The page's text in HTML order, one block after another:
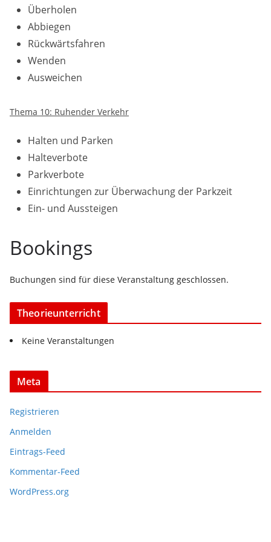
Überholen
Abbiegen
Rückwärtsfahren
Wenden
Ausweichen
Thema 10: Ruhender Verkehr
Halten und Parken
Halteverbote
Parkverbote
Einrichtungen zur Überwachung der Parkzeit
Ein- und Aussteigen
Bookings
Buchungen sind für diese Veranstaltung geschlossen.
Theorieunterricht
Keine Veranstaltungen
Meta
Registrieren
Anmelden
Eintrags-Feed
Kommentar-Feed
WordPress.org